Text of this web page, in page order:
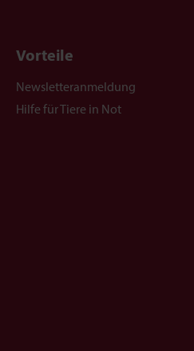
Vorteile
Newsletteranmeldung
Hilfe für Tiere in Not